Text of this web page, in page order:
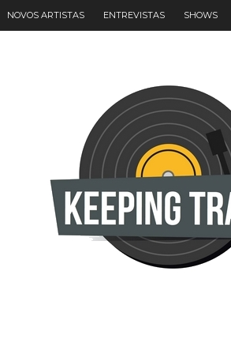
NOVOS ARTISTAS ENTREVISTAS SHOWS